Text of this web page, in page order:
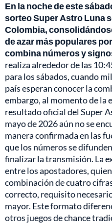
En la noche de este
sorteo Super Astro Luna
Colombia,
de azar más populares
combina números y
realiza alrededor de las
para los sábados, cuando
país esperan conocer la
embargo, al momento de la
resultado oficial del Super
mayo de 2026 aún no se
manera confirmada en las
que los números se
finalizar la transmisión. La
entre los apostadores,
combinación de cuatro
correcto, requisito
mayor. Este formato
otros juegos de chance